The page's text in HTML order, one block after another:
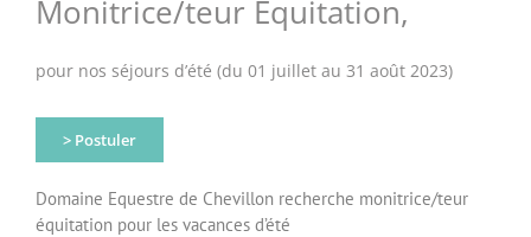
Monitrice/teur Équitation,
pour nos séjours d’été (du 01 juillet au 31 août 2023)
> Postuler
Domaine Equestre de Chevillon recherche monitrice/teur
équitation pour les vacances d’été